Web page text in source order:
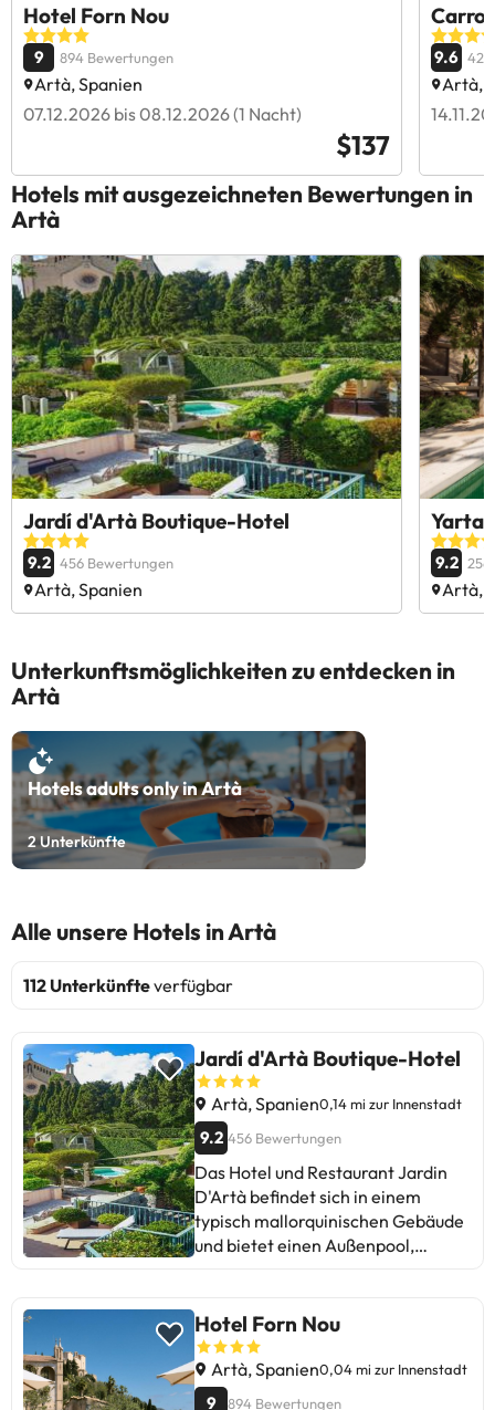
Hotel Forn Nou
9 894 Bewertungen
Artà, Spanien
07.12.2026 bis 08.12.2026 (1 Nacht)
$137
9.6
Artà,
Hotels mit ausgezeichneten Bewertungen in
Artà
Jardí d'Artà Boutique-Hotel
9.2 456 Bewertungen
Artà, Spanien
9.2
Artà,
Unterkunftsmöglichkeiten zu entdecken in
Artà
Hotels adults only in Artà
2Unterkünfte
Alle unsere Hotels in Artà
112 Unterkünfteverfügbar
Jardí d'Artà Boutique-Hotel
Artà, Spanien0,14 mi zur Innenstadt
9.2 456 Bewertungen
Das Hotel und Restaurant Jardin
D'Artà befindet sich in einem
typisch mallorquinischen Gebäude
und bietet einen Außenpool,
einen Garten und ein
Fitnesscenter. Die klassisch
eingerichteten Zimmer und Suiten
verfügen über eine Klimaanlage,
Hotel Forn Nou
Artà, Spanien0,04 mi zur Innenstadt
9 894 Bewertungen